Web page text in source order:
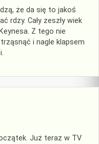
że da się to jakoś
rdzy. Cały zeszły wiek
Z tego nie
i nagle klapsem
Już teraz w TV